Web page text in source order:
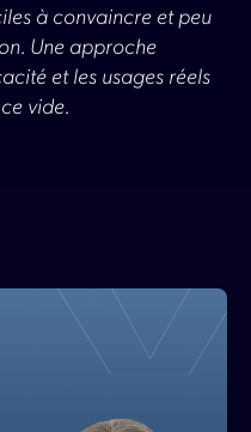
à convaincre et peu
Une approche
et les usages réels
vide.